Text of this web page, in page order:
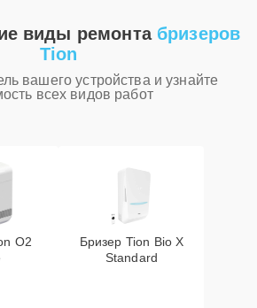
виды ремонта бризеров
Tion
вашего устройства и узнайте
всех видов работ
O2
Бризер Tion Bio X
Standard